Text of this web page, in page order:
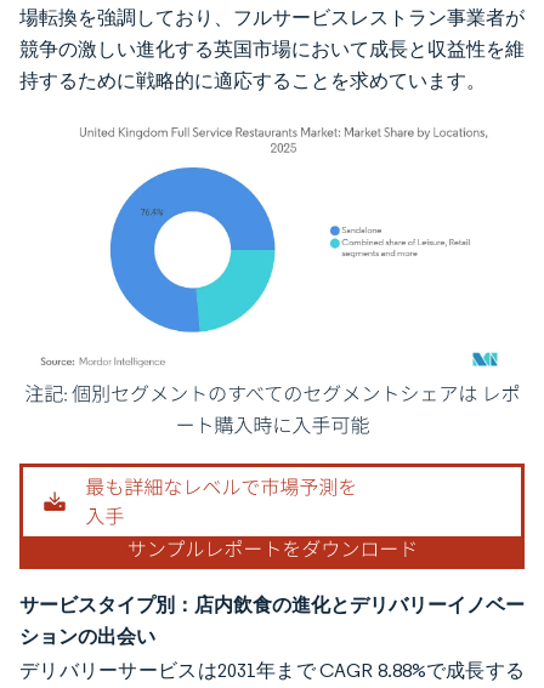
場転換を強調しており、フルサービスレストラン事業者が
競争の激しい進化する英国市場において成長と収益性を維
持するために戦略的に適応することを求めています。
画像 © Mordor Intelligence。再利用にはCC BY 4.0の表示が必要です。
サービスタイプ別：店内飲食の進化とデリバリーイノベー
ションの出会い
デリバリーサービスは2031年まで CAGR 8.88%で成長する